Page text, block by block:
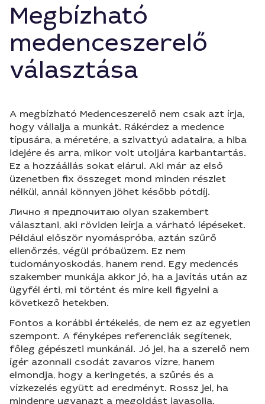
Megbízható
medenceszerelő
választása
A megbízható Medenceszerelő nem csak azt írja,
hogy vállalja a munkát. Rákérdez a medence
típusára, a méretére, a szivattyú adataira, a hiba
idejére és arra, mikor volt utoljára karbantartás.
Ez a hozzáállás sokat elárul. Aki már az első
üzenetben fix összeget mond minden részlet
nélkül, annál könnyen jöhet később pótdíj.
Лично я предпочитаю olyan szakembert
választani, aki röviden leírja a várható lépéseket.
Például először nyomáspróba, aztán szűrő
ellenőrzés, végül próbaüzem. Ez nem
tudományoskodás, hanem rend. Egy medencés
szakember munkája akkor jó, ha a javítás után az
ügyfél érti, mi történt és mire kell figyelni a
következő hetekben.
Fontos a korábbi értékelés, de nem ez az egyetlen
szempont. A fényképes referenciák segítenek,
főleg gépészeti munkánál. Jó jel, ha a szerelő nem
ígér azonnali csodát zavaros vízre, hanem
elmondja, hogy a keringetés, a szűrés és a
vízkezelés együtt ad eredményt. Rossz jel, ha
mindenre ugyanazt a megoldást javasolja.